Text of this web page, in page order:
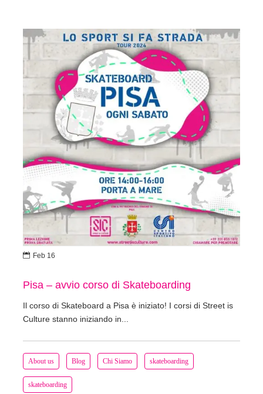
About us Blog Chi Siamo skateboarding
skateboarding
Pisa – avvio corso di Skateboarding
Il corso di Skateboard a Pisa è iniziato! I corsi di Street is
Culture stanno iniziando in...
 Feb 16